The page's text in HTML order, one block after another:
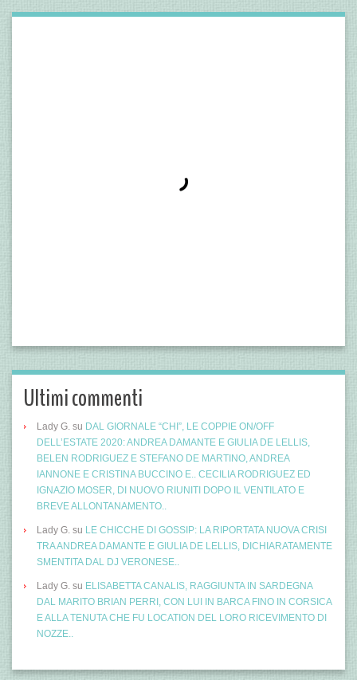
Ultimi commenti
Lady G. su DAL GIORNALE “CHI”, LE COPPIE ON/OFF
DELL’ESTATE 2020: ANDREA DAMANTE E GIULIA DE LELLIS,
BELEN RODRIGUEZ E STEFANO DE MARTINO, ANDREA
IANNONE E CRISTINA BUCCINO E.. CECILIA RODRIGUEZ ED
IGNAZIO MOSER, DI NUOVO RIUNITI DOPO IL VENTILATO E
BREVE ALLONTANAMENTO..
Lady G. su LE CHICCHE DI GOSSIP: LA RIPORTATA NUOVA CRISI
TRA ANDREA DAMANTE E GIULIA DE LELLIS, DICHIARATAMENTE
SMENTITA DAL DJ VERONESE..
Lady G. su ELISABETTA CANALIS, RAGGIUNTA IN SARDEGNA
DAL MARITO BRIAN PERRI, CON LUI IN BARCA FINO IN CORSICA
E ALLA TENUTA CHE FU LOCATION DEL LORO RICEVIMENTO DI
NOZZE..